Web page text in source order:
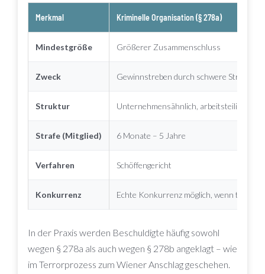
Merkmal Kriminelle Organisation (§ 278a)
Mindestgröße Größerer Zusammenschluss
Zweck Gewinnstreben durch schwere Straftaten
Struktur Unternehmensähnlich, arbeitsteilig
Strafe (Mitglied) 6 Monate – 5 Jahre
Verfahren Schöffengericht
Konkurrenz Echte Konkurrenz möglich, wenn
In der Praxis werden Beschuldigte häufig sowohl
wegen § 278a als auch wegen § 278b angeklagt – wie
im Terrorprozess zum Wiener Anschlag geschehen.